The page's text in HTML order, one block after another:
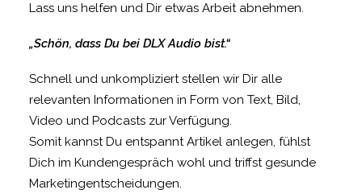
Lass uns helfen und Dir etwas Arbeit abnehmen.
„Schön, dass Du bei DLX Audio bist.“
Schnell und unkompliziert stellen wir Dir alle
relevanten Informationen in Form von Text, Bild,
Video und Podcasts zur Verfügung.
Somit kannst Du entspannt Artikel anlegen, fühlst
Dich im Kundengespräch wohl und triffst gesunde
Marketingentscheidungen.